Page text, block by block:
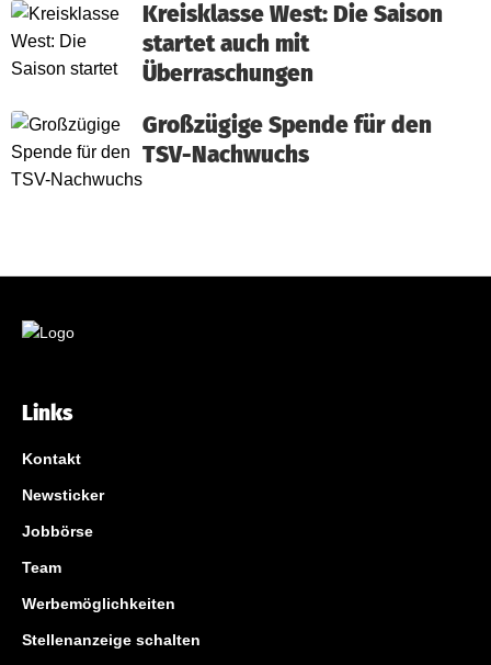
Kreisklasse West: Die Saison
startet auch mit
Überraschungen
Großzügige Spende für den
TSV-Nachwuchs
Links
Kontakt
Newsticker
Jobbörse
Team
Werbemöglichkeiten
Stellenanzeige schalten